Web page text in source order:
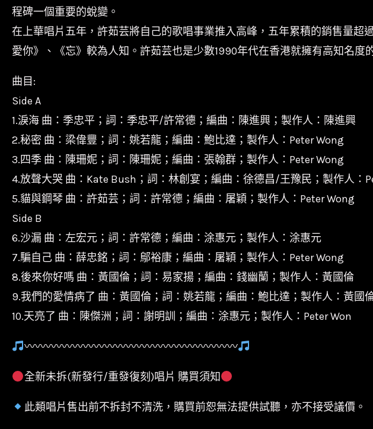
程碑一個重要的蛻變。
在上華唱片五年，許茹芸將自己的歌唱事業推入高峰，五年累積的銷售量
愛你》、《忘》較為人知。許茹芸也是少數1990年代在香港就擁有高知名度
曲目:
Side A
1.淚海 曲：季忠平；詞：季忠平/許常德；編曲：陳進興；製作人：陳進興
2.秘密 曲：梁偉豐；詞：姚若龍；編曲：鮑比達；製作人：Peter Wong
3.四季 曲：陳珊妮；詞：陳珊妮；編曲：張翰群；製作人：Peter Wong
4.放聲大哭 曲：Kate Bush；詞：林創宴；編曲：徐德昌/王豫民；製作人：
5.貓與鋼琴 曲：許茹芸；詞：許常德；編曲：屠穎；製作人：Peter Wong
Side B
6.沙漏 曲：左宏元；詞：許常德；編曲：涂惠元；製作人：涂惠元
7.騙自己 曲：薛忠銘；詞：鄔裕康；編曲：屠穎；製作人：Peter Wong
8.後來你好嗎 曲：黃國倫；詞：易家揚；編曲：錢幽蘭；製作人：黃國倫
9.我們的愛情病了 曲：黃國倫；詞：姚若龍；編曲：鮑比達；製作人：黃國
10.天亮了 曲：陳傑洲；詞：謝明訓；編曲：涂惠元；製作人：Peter Won
〰〰〰〰〰〰〰〰〰〰〰〰〰〰〰〰〰〰〰〰
全新未拆(新發行/重發復刻)唱片 購買須知
此類唱片售出前不拆封不清洗，購買前恕無法提供試聽，亦不接受議價。